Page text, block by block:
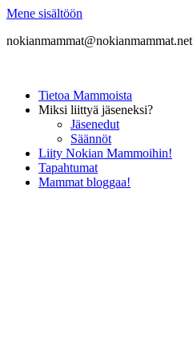
Mene sisältöön
nokianmammat@nokianmammat.net
Tietoa Mammoista
Miksi liittyä jäseneksi?
Jäsenedut
Säännöt
Liity Nokian Mammoihin!
Tapahtumat
Mammat bloggaa!